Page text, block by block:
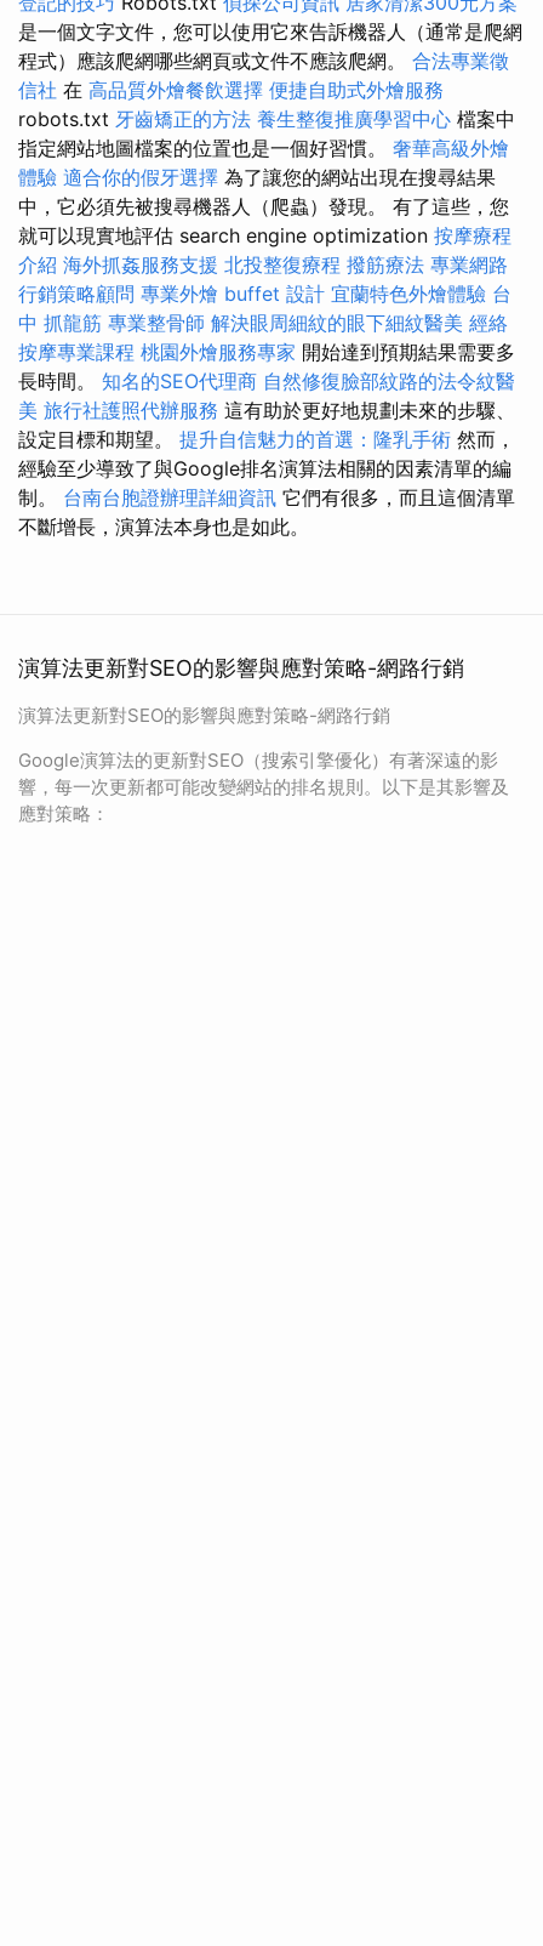
是一個文字文件，您可以使用它來告訴機器人（通常是爬網
程式）應該爬網哪些網頁或文件不應該爬網。 合法專業徵
信社 在 高品質外燴餐飲選擇 便捷自助式外燴服務
robots.txt 牙齒矯正的方法 養生整復推廣學習中心 檔案中
指定網站地圖檔案的位置也是一個好習慣。 奢華高級外燴
體驗 適合你的假牙選擇 為了讓您的網站出現在搜尋結果
中，它必須先被搜尋機器人（爬蟲）發現。 有了這些，您
就可以現實地評估 search engine optimization 按摩療程
介紹 海外抓姦服務支援 北投整復療程 撥筋療法 專業網路
行銷策略顧問 專業外燴 buffet 設計 宜蘭特色外燴體驗 台
中 抓龍筋 專業整骨師 解決眼周細紋的眼下細紋醫美 經絡
按摩專業課程 桃園外燴服務專家 開始達到預期結果需要多
長時間。 知名的SEO代理商 自然修復臉部紋路的法令紋醫
美 旅行社護照代辦服務 這有助於更好地規劃未來的步驟、
設定目標和期望。 提升自信魅力的首選：隆乳手術 然而，
經驗至少導致了與Google排名演算法相關的因素清單的編
制。 台南台胞證辦理詳細資訊 它們有很多，而且這個清單
不斷增長，演算法本身也是如此。
演算法更新對SEO的影響與應對策略-網路行銷
演算法更新對SEO的影響與應對策略-網路行銷
Google演算法的更新對SEO（搜索引擎優化）有著深遠的影
響，每一次更新都可能改變網站的排名規則。以下是其影響及
應對策略：